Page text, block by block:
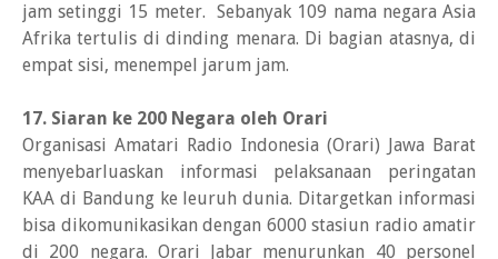
jam setinggi 15 meter. Sebanyak 109 nama negara Asia
Afrika tertulis di dinding menara. Di bagian atasnya, di
empat sisi, menempel jarum jam.
17. Siaran ke 200 Negara oleh Orari
Organisasi Amatari Radio Indonesia (Orari) Jawa Barat
menyebarluaskan informasi pelaksanaan peringatan
KAA di Bandung ke leuruh dunia. Ditargetkan informasi
bisa dikomunikasikan dengan 6000 stasiun radio amatir
di 200 negara. Orari Jabar menurunkan 40 personel